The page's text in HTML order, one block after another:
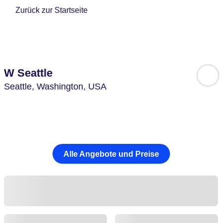
Zurück zur Startseite
W Seattle
Seattle, Washington, USA
Alle Angebote und Preise